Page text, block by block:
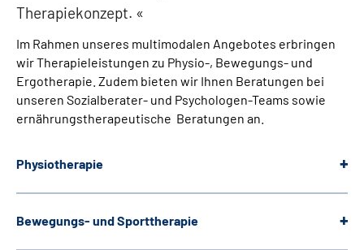
Therapiekonzept.
Im Rahmen unseres multimodalen Angebotes erbringen
wir Therapieleistungen zu Physio-, Bewegungs- und
Ergotherapie. Zudem bieten wir Ihnen Beratungen bei
unseren Sozialberater- und Psychologen-Teams sowie
ernährungstherapeutische Beratungen an.
Physiotherapie
Bewegungs- und Sporttherapie